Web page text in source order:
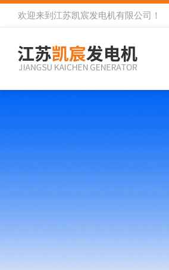
欢迎来到 江苏凯宸发电机有限公司 ！